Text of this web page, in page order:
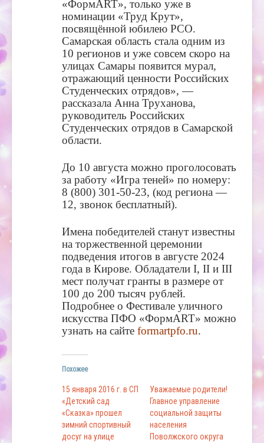
«ФормART», только уже в
номинации «Труд Крут»,
посвящённой юбилею РСО.
Самарская область стала одним из
10 регионов и уже совсем скоро на
улицах Самары появится мурал,
отражающий ценности Российских
Студенческих отрядов», —
рассказала Анна Труханова,
руководитель Российcких
Студенческих отрядов в Самарской
области.
До 10 августа можно проголосовать
за работу «Игра теней» по номеру:
8 (800) 301-50-23, (код региона —
12, звонок бесплатный).
Имена победителей станут известны
на торжественной церемонии
подведения итогов в августе 2024
года в Кирове. Обладатели I, II и III
мест получат гранты в размере от
100 до 200 тысяч рублей.
Подробнее о Фестивале уличного
искусства ПФО «ФормART» можно
узнать на сайте formartpfo.ru.
Похожее
15 января 2016 г. в СП
«Детский сад
«Сказка» прошел
зимний спортивный
досуг на улице
Уважаемые родители!
Главное управление
социальной защиты
населения
Поволжского округа